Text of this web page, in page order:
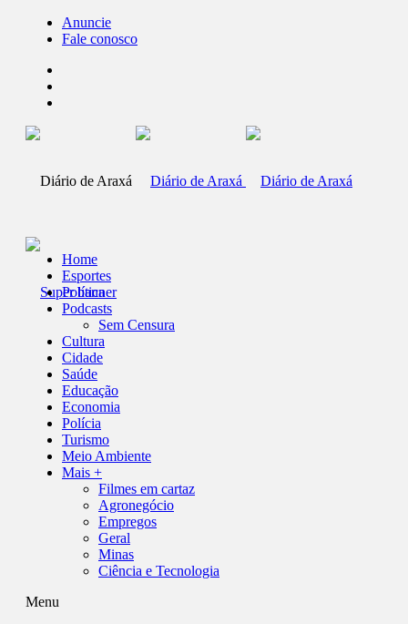
Anuncie
Fale conosco
Home
Esportes
Política
Podcasts
Sem Censura
Cultura
Cidade
Saúde
Educação
Economia
Polícia
Turismo
Meio Ambiente
Mais +
Filmes em cartaz
Agronegócio
Empregos
Geral
Minas
Ciência e Tecnologia
Menu